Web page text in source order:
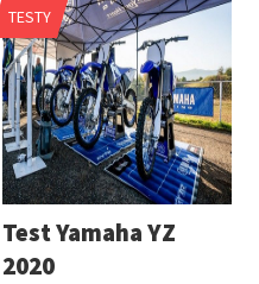
TESTY
Test Yamaha YZ
2020